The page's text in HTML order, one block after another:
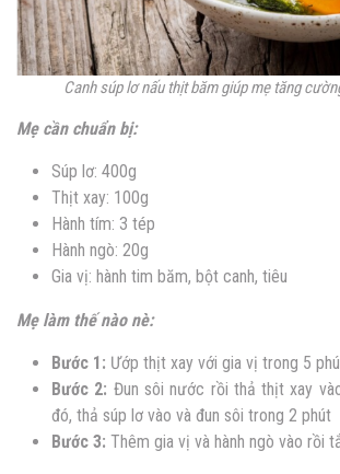
Canh súp lơ nấu thịt băm giúp mẹ tăng
Mẹ cần chuẩn bị:
Súp lơ: 400g
Thịt xay: 100g
Hành tím: 3 tép
Hành ngò: 20g
Gia vị: hành tim băm, bột canh, tiêu
Mẹ làm thế nào nè:
Bước 1: Ướp thịt xay với gia vị trong 5
Bước 2: Đun sôi nước rồi thả thịt xay
đó, thả súp lơ vào và đun sôi trong 2 phút
Bước 3: Thêm gia vị và hành ngò vào rồi